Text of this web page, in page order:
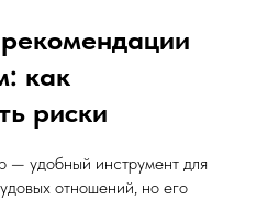
как
риски
— удобный инструмент для
отношений, но его